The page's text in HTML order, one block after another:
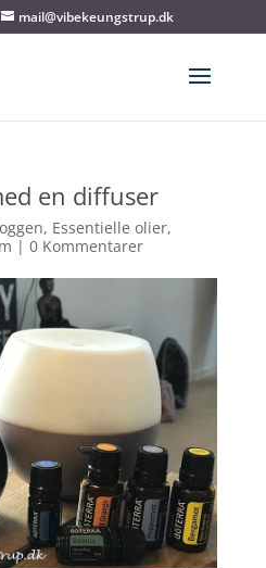
mail@vibekeungstrup.dk
en diffuser
, Essentielle olier,
| 0 Kommentarer